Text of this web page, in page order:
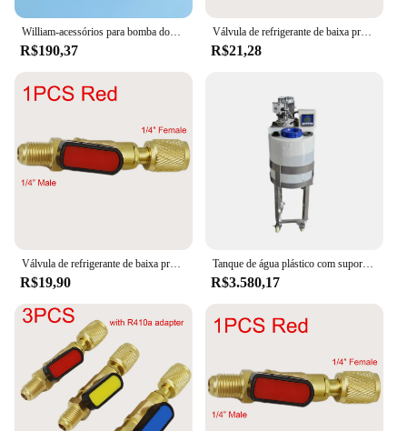
fluid control needs, ready to perform when you are.
William-acessórios para bomba dosadora, para bomba dosadora, válvula inferior, válvula injetora
R$190,37
Válvula de refrigerante de baixa pressão, Válvula de segurança de dosagem líquida, Ar condicionado automotivo, Acessórios fluorados, R22
R$21,28
Válvula de refrigerante de baixa pressão, Válvula de segurança de dosagem líquida, Ar condicionado automotivo, Acessórios fluorados, R22
R$19,90
Tanque de água plástico com suporte do metal, recipiente, tipo do cone, tanque de dosagem, válvula inferior, 500 L
R$3.580,17